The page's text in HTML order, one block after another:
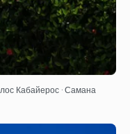
Кабайерос · Самана